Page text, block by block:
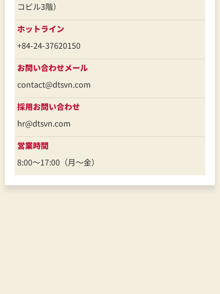
コビル3階）
ホットライン
+84-24-37620150
お問い合わせメール
contact@dtsvn.com
採用お問い合わせ
hr@dtsvn.com
営業時間
8:00～17:00（月～金）